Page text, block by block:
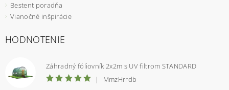
Bestent poradňa
Vianočné inšpirácie
HODNOTENIE
Záhradný fóliovník 2x2m s UV filtrom STANDARD
|
MmzHrrdb